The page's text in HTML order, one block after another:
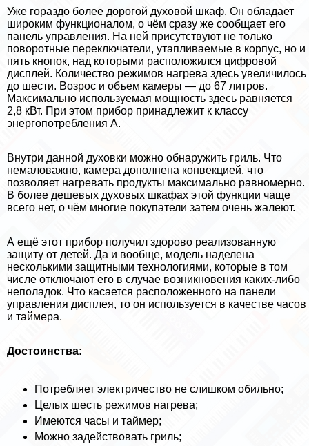
Уже гораздо более дорогой духовой шкаф. Он обладает
широким функционалом, о чём сразу же сообщает его
панель управления. На ней присутствуют не только
поворотные переключатели, утапливаемые в корпус, но и
пять кнопок, над которыми расположился цифровой
дисплей. Количество режимов нагрева здесь увеличилось
до шести. Возрос и объем камеры — до 67 литров.
Максимально используемая мощность здесь равняется
2,8 кВт. При этом прибор принадлежит к классу
энергопотрeбления A.
Внутри данной духовки можно обнаружить гриль. Что
немаловажно, камера дополнена конвекцией, что
позволяет нагревать продукты максимально равномерно.
В более дешевых духовых шкафах этой функции чаще
всего нет, о чём многие покупатели затем очень жалеют.
А ещё этот прибор получил здорово реализованную
защиту от детей. Да и вообще, модель наделена
несколькими защитными технологиями, которые в том
числе отключают его в случае возникновения каких-либо
неполадок. Что касается расположенного на панели
управления дисплея, то он используется в качестве часов
и таймера.
Достоинства:
Потрeбляет электричество не слишком обильно;
Целых шесть режимов нагрева;
Имеются часы и таймер;
Можно задействовать гриль;